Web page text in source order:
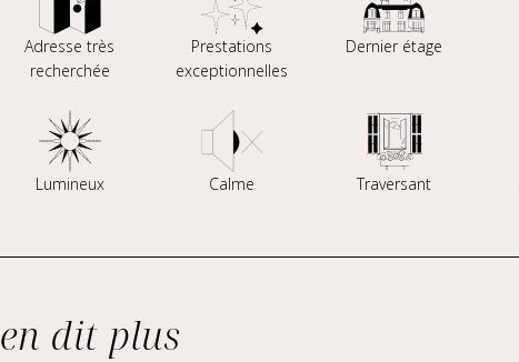
Adresse très
recherchée
Prestations
exceptionnelles
Dernier étage
Lumineux Calme Traversant
en dit plus